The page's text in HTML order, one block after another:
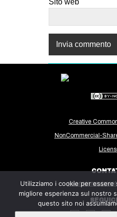
Sito web
Creative
NonCommercial-
Utilizziamo i cookie per
migliore esperienza sul nostro
questo sito noi